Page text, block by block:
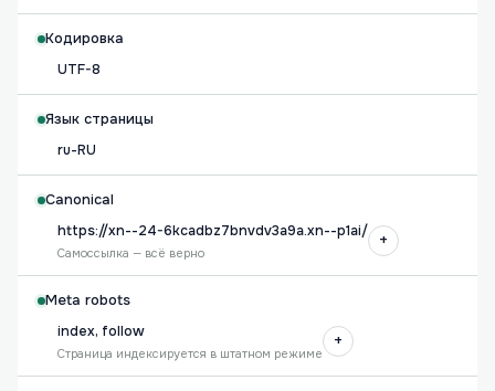
Кодировка
UTF-8
Язык страницы
ru-RU
Canonical
https://xn--24-6kcadbz7bnvdv3a9a.xn--p1ai/
Самоссылка — всё верно
+
Meta robots
index, follow
Страница индексируется в штатном режиме
+